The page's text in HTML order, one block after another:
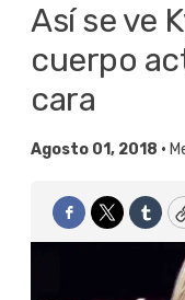
Así se ve
cuerpo
cara
Agosto 01, 2018 •
Facebook
Twitter